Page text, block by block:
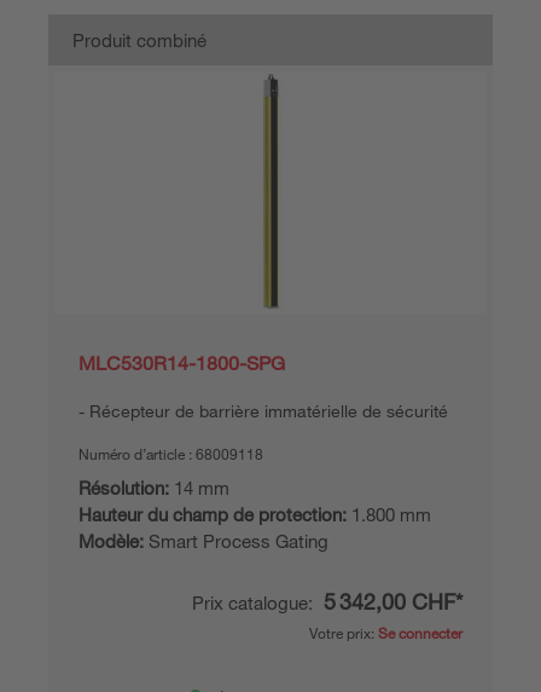
Produit combiné
MLC530R14-1800-SPG
Récepteur de barrière immatérielle de sécurité
Numéro d’article : 68009118
Résolution: 14 mm
Hauteur du champ de protection: 1.800 mm
Modèle: Smart Process Gating
Prix catalogue: 5 342,00 CHF*
Votre prix: Se connecter